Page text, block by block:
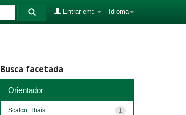
Idioma
Entrar em:
Busca facetada
Orientador
1
Scalco, Thaís